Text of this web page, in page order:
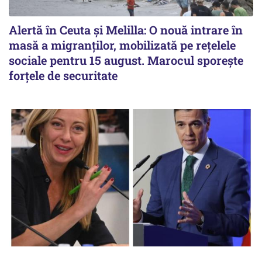
Alertă în Ceuta și Melilla: O nouă intrare în
masă a migranților, mobilizată pe rețelele
sociale pentru 15 august. Marocul sporește
forțele de securitate